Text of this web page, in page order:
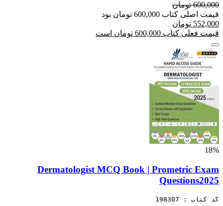
600,000 تومان
قیمت اصلی کتاب 600,000 تومان بود
552,000 تومان
قیمت فعلی کتاب 600,000 تومان است
18%
Dermatologist MCQ Book | Prometric Exam
Questions2025
کد کتاب : 198307